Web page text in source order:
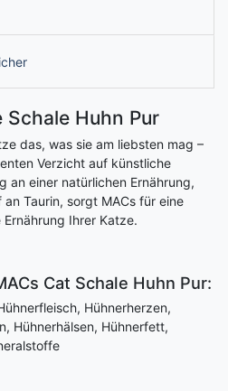
Schale Huhn Pur
das, was sie am liebsten mag –
Verzicht auf künstliche
an einer natürlichen Ernährung,
Taurin, sorgt MACs für eine
Ihrer Katze.
Cat Schale Huhn Pur:
Hühnerherzen,
Hühnerhälsen, Hühnerfett,